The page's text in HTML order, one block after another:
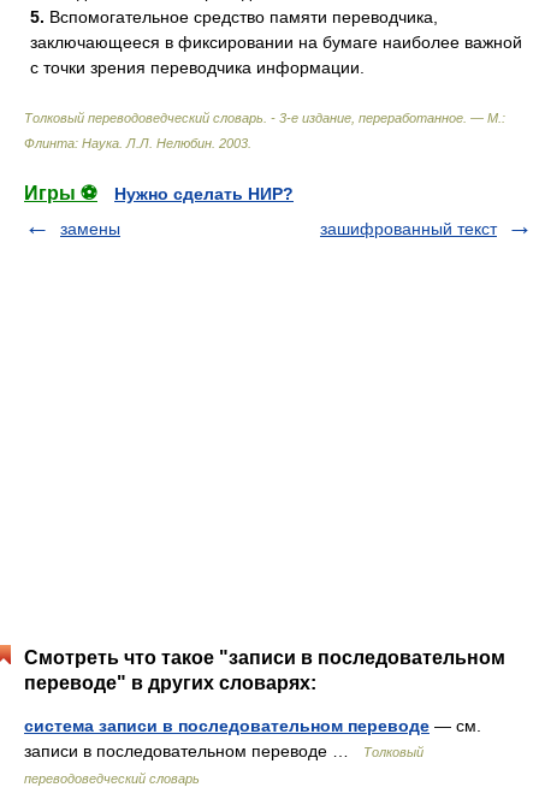
5. Вспомогательное средство памяти переводчика,
заключающееся в фиксировании на бумаге наиболее важной
с точки зрения переводчика информации.
Толковый переводоведческий словарь. - 3-е издание, переработанное. — М.:
Флинта: Наука Л.Л. Нелюбин 2003
Игры ⚽
Нужно сделать НИР?
замены
зашифрованный текст
Смотреть что такое "записи в последовательном
переводе" в других словарях:
система записи в последовательном переводе — см.
записи в последовательном переводе …
Толковый
переводоведческий словарь